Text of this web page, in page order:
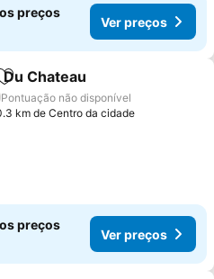
preços
Ver preços
Adicionar aos favoritos
Du Chateau
Pontuação não disponível
km de Centro da cidade
preços
Ver preços